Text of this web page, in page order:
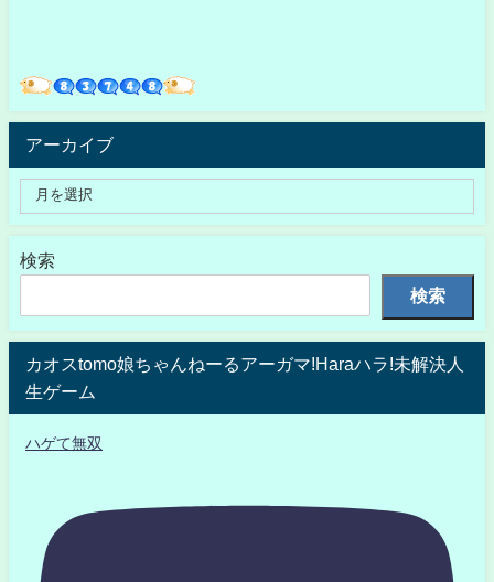
アーカイブ
検索
検索
カオスtomo娘ちゃんねーるアーガマ!Haraハラ!未解決人
生ゲーム
ハゲて無双